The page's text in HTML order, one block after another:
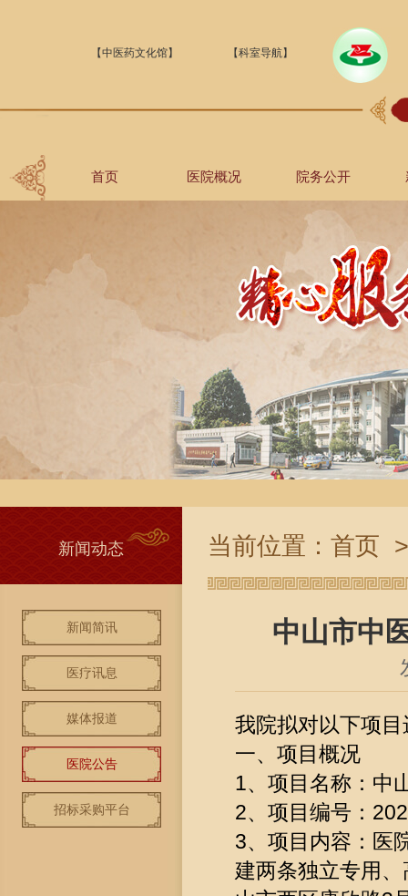
【中医药文化馆】 【科室导航】
首页 医院概况 院务公开
新闻动态
新闻简讯
医疗讯息
媒体报道
医院公告
招标采购平台
当前位置： 首页
中山市中
我院拟对以下项
一、项目概况
1、项目名称：中
2、项目编号：
3、项目内容：医
建两条独立专用